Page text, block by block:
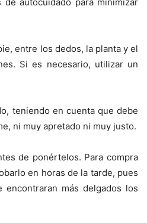
entre los dedos, la planta y el
Si es necesario, utilizar un
teniendo en cuenta que debe
ni muy apretado ni muy justo.
de ponértelos. Para compra
en horas de la tarde, pues
encontraran más delgados los